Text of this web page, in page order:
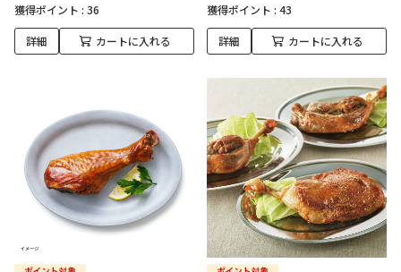
獲得ポイント : 36
詳細 カートに入れる
獲得ポイント : 43
詳細 カートに入れる